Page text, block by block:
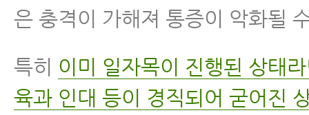
은 충격이 가해져 통증이 악화될
특히 이미 일자목이 진행된 상태
육과 인대 등이 경직되어 굳어진